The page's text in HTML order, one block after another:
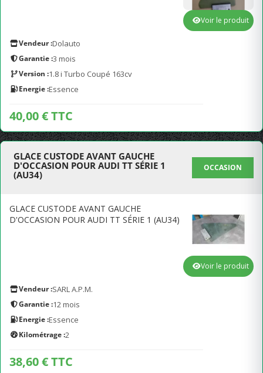
Vendeur :Dolauto
Garantie :3 mois
Version :1.8 i Turbo Coupé 163cv
Energie :Essence
40,00 € TTC
Voir le produit
GLACE CUSTODE AVANT GAUCHE
D'OCCASION POUR AUDI TT SÉRIE 1
(AU34)
OCCASION
GLACE CUSTODE AVANT GAUCHE
D'OCCASION POUR AUDI TT SÉRIE 1 (AU34)
Vendeur :SARL A.P.M.
Garantie :12 mois
Energie :Essence
Kilométrage :2
38,60 € TTC
Voir le produit